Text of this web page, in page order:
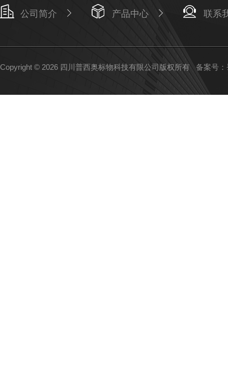
公司简介 产品中心 联系
Copyright © 2026 四川普西奥标物科技有限公司版权所有 备案号：